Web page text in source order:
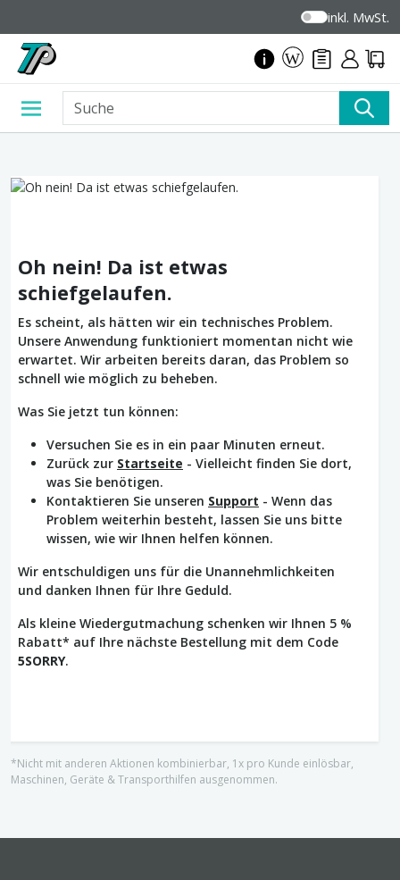
inkl. MwSt.
Oh nein! Da ist etwas
schiefgelaufen.
Es scheint, als hätten wir ein technisches Problem.
Unsere Anwendung funktioniert momentan nicht wie
erwartet. Wir arbeiten bereits daran, das Problem so
schnell wie möglich zu beheben.
Was Sie jetzt tun können:
Versuchen Sie es in ein paar Minuten erneut.
Zurück zur Startseite - Vielleicht finden Sie dort,
was Sie benötigen.
Kontaktieren Sie unseren Support - Wenn das
Problem weiterhin besteht, lassen Sie uns bitte
wissen, wie wir Ihnen helfen können.
Wir entschuldigen uns für die Unannehmlichkeiten
und danken Ihnen für Ihre Geduld.
Als kleine Wiedergutmachung schenken wir Ihnen 5 %
Rabatt* auf Ihre nächste Bestellung mit dem Code
5SORRY.
*Nicht mit anderen Aktionen kombinierbar, 1x pro Kunde einlösbar,
Maschinen, Geräte & Transporthilfen ausgenommen.